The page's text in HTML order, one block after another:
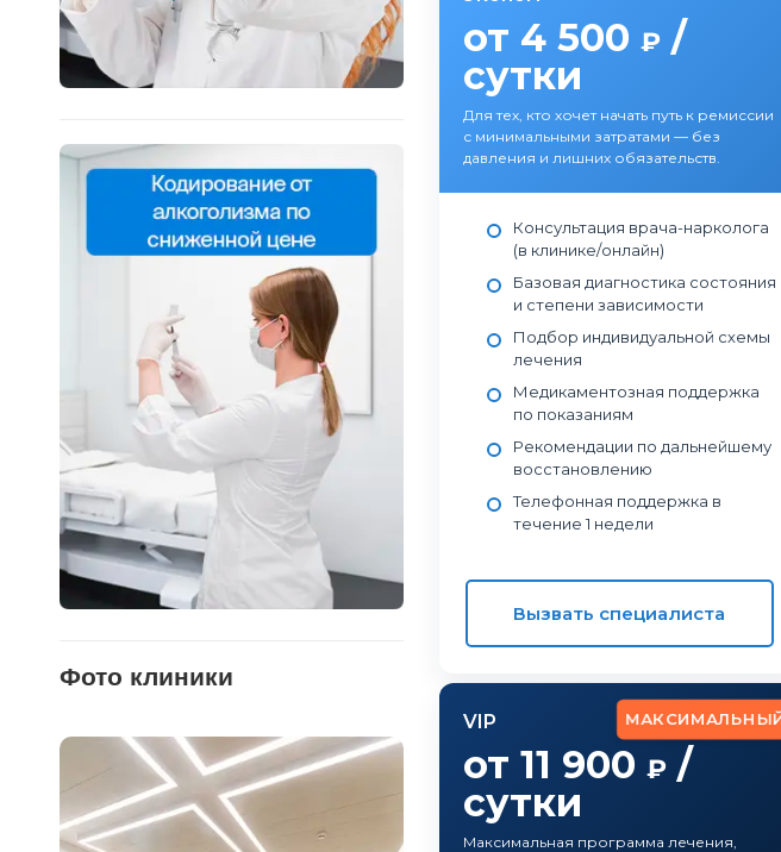
Фото клиники
от 4 500 ₽ /
сутки
Для тех, кто хочет начать путь к ремиссии
с минимальными затратами — без
давления и лишних обязательств.
Консультация врача-нарколога
(в клинике/онлайн)
Базовая диагностика состояния
и степени зависимости
Подбор индивидуальной схемы
лечения
Медикаментозная поддержка
по показаниям
Рекомендации по дальнейшему
восстановлению
Телефонная поддержка в
течение 1 недели
Вызвать специалиста
МАКСИМАЛЬНЫЙ
VIP
от 11 900 ₽/
сутки
Максимальная программа лечения,